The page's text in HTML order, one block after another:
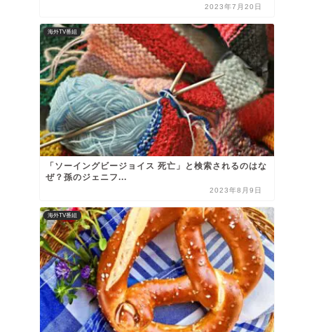
2023年7月20日
海外TV番組
「ソーイングビージョイス 死亡」と検索されるのはな
ぜ？孫のジェニフ...
2023年8月9日
海外TV番組